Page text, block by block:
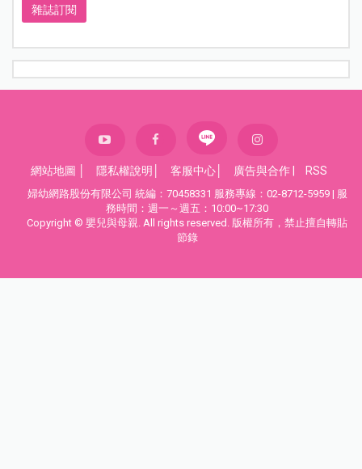
雜誌訂閱
網站地圖 隱私權說明 客服中心 廣告與合作 RSS
婦幼網路股份有限公司 統編：70458331 服務專線：02-8712-5959 | 服
務時間：週一～週五：10:00~17:30
Copyright © 嬰兒與母親. All rights reserved. 版權所有，禁止擅自轉貼
節錄